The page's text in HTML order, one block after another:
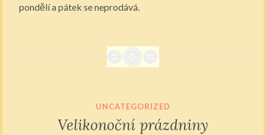
pondělí a pátek se neprodává.
UNCATEGORIZED
Velikonoční prázdniny